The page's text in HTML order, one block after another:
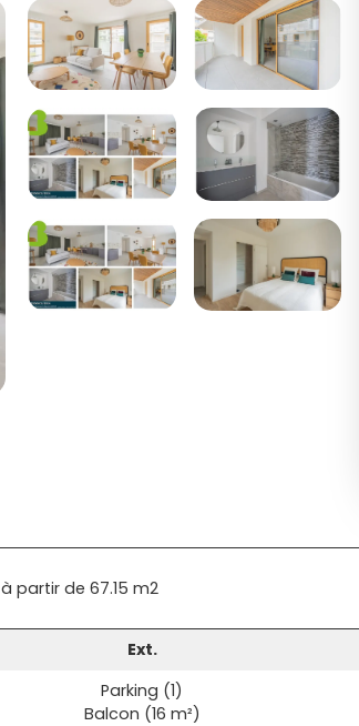
à partir de 67.15 m2
Ext.
Parking (1)
Balcon (16 m²)